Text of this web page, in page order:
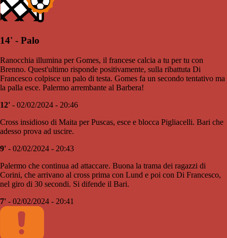
14' - Palo
Ranocchia illumina per Gomes, il francese calcia a tu per tu con
Brenno. Quest'ultimo risponde positivamente, sulla ribattuta Di
Francesco colpisce un palo di testa. Gomes fa un secondo tentativo ma
la palla esce. Palermo arrembante al Barbera!
12' - 02/02/2024 - 20:46
Cross insidioso di Maita per Puscas, esce e blocca Pigliacelli. Bari che
adesso prova ad uscire.
9' - 02/02/2024 - 20:43
Palermo che continua ad attaccare. Buona la trama dei ragazzi di
Corini, che arrivano al cross prima con Lund e poi con Di Francesco,
nel giro di 30 secondi. Si difende il Bari.
7' - 02/02/2024 - 20:41